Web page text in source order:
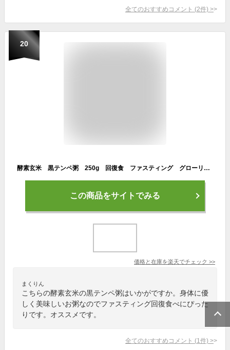
全てのおすすめコメント (2件) >
20
酵素玄米 黒テンペ粥 250g 回復食 ファスティング グローリーインターナショナル 複食期 美味しいお粥 ダイエット 常備食 お粥
この商品をサイトでみる
価格と在庫を楽天でチェック >>
まくりん
こちらの酵素玄米の黒テンペ粥はいかがですか。身体に優
しく美味しいお粥なのでファスティング回復食べにぴった
りです。オススメです。
全てのおすすめコメント (1 件) >